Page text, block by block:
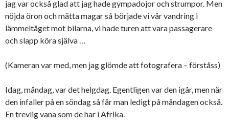
jag var också glad att jag hade gympadojor och strumpor. Men
nöjda öron och mätta magar så började vi vår vandring i
lämmeltåget mot bilarna, vi hade turen att vara passagerare
och slapp köra själva …
(Kameran var med, men jag glömde att fotografera – förståss)
Idag, måndag, var det helgdag. Egentligen var den igår, men när
den infaller på en söndag så får man ledigt på måndagen också.
En trevlig vana som de har i Afrika.